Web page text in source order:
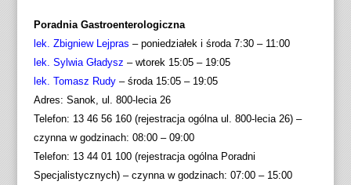
Poradnia Gastroenterologiczna
lek. Zbigniew Lejpras – poniedziałek i środa 7:30 – 11:00
lek. Sylwia Gładysz – wtorek 15:05 – 19:05
lek. Tomasz Rudy– środa 15:05 – 19:05
Adres: Sanok, ul. 800-lecia 26
Telefon: 13 46 56 160 (rejestracja ogólna ul. 800-lecia 26) –
czynna w godzinach: 08:00 – 09:00
Telefon: 13 44 01 100 (rejestracja ogólna Poradni
Specjalistycznych) – czynna w godzinach: 07:00 – 15:00